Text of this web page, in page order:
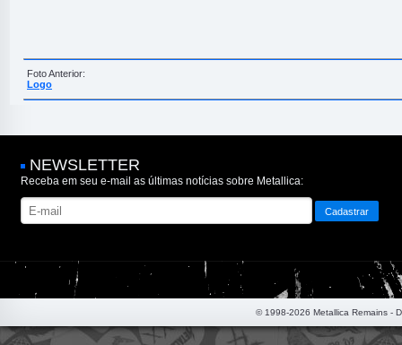
Foto Anterior:
Logo
NEWSLETTER
Receba em seu e-mail as últimas notícias sobre Metallica:
© 1998-2026 Metallica Remains -